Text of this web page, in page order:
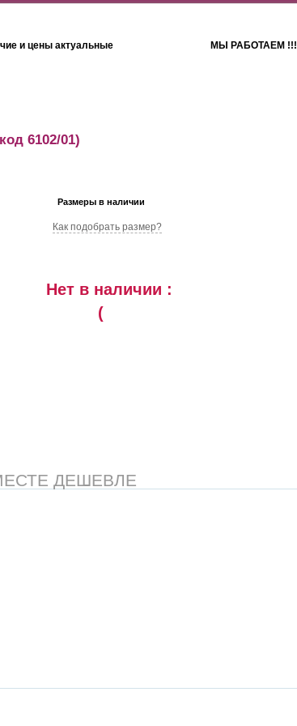
и цены актуальные МЫ РАБОТАЕМ !!!
6102/01)
Размеры в наличии
Как подобрать размер?
Нет в наличии :
(
ДЕШЕВЛЕ